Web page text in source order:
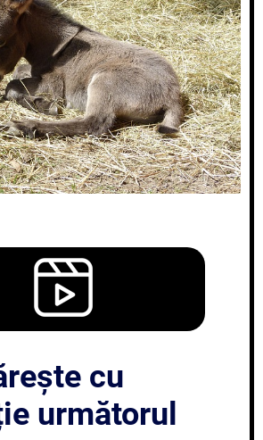
cu
următorul